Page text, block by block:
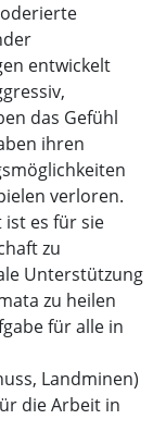
entwickelt
das Gefühl
ihren
verloren.
ist es für sie
zu
Unterstützung
zu heilen
für alle in
Landminen)
die Arbeit in